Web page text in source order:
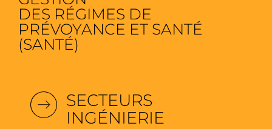
DES RÉGIMES DE
PRÉVOYANCE ET SANTÉ
(SANTÉ)
SECTEURS
INGÉNIERIE